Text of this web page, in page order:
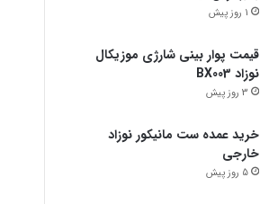
1 روز پیش
قیمت پوار بینی شارژی موزیکال
نوزاد BX003
3 روز پیش
خرید عمده ست مانیکور نوزاد
خارجی
5 روز پیش